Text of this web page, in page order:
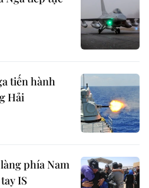
tiến hành
Hải
phía Nam
IS